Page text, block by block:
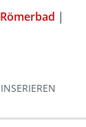
Römerbad |
INSERIEREN